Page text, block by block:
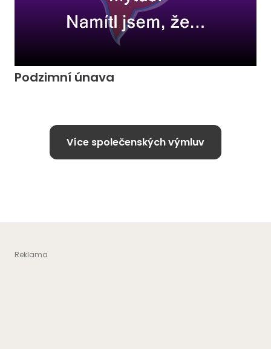
Podzimní únava
Více společenských výmluv